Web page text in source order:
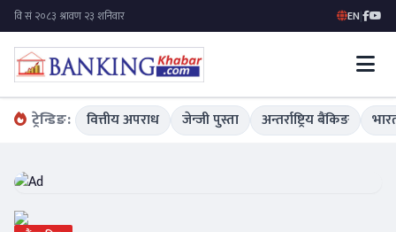
EN|
ट्रेन्डिङ: वित्तीय अपराध जेन्जी पुस्ता अन्तर्राष्ट्रिय बैंकिङ